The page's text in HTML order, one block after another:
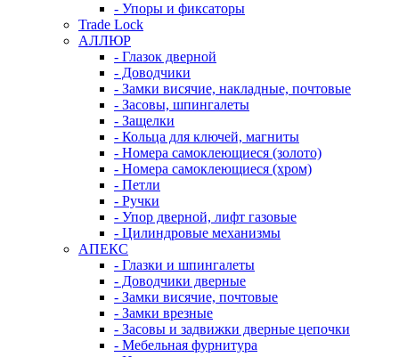
- Упоры и фиксаторы
Trade Lock
АЛЛЮР
- Глазок дверной
- Доводчики
- Замки висячие, накладные, почтовые
- Засовы, шпингалеты
- Защелки
- Кольца для ключей, магниты
- Номера самоклеющиеся (золото)
- Номера самоклеющиеся (хром)
- Петли
- Ручки
- Упор дверной, лифт газовые
- Цилиндровые механизмы
АПЕКС
- Глазки и шпингалеты
- Доводчики дверные
- Замки висячие, почтовые
- Замки врезные
- Засовы и задвижки дверные цепочки
- Мебельная фурнитура